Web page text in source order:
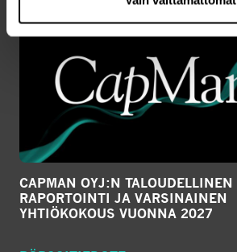
CAPMAN OYJ:N TALOUDELLINEN
RAPORTOINTI JA VARSINAINEN
YHTIÖKOKOUS VUONNA 2027